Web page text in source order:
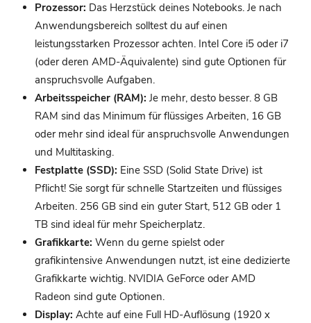
Prozessor: Das Herzstück deines Notebooks. Je nach
Anwendungsbereich solltest du auf einen
leistungsstarken Prozessor achten. Intel Core i5 oder i7
(oder deren AMD-Äquivalente) sind gute Optionen für
anspruchsvolle Aufgaben.
Arbeitsspeicher (RAM): Je mehr, desto besser. 8 GB
RAM sind das Minimum für flüssiges Arbeiten, 16 GB
oder mehr sind ideal für anspruchsvolle Anwendungen
und Multitasking.
Festplatte (SSD): Eine SSD (Solid State Drive) ist
Pflicht! Sie sorgt für schnelle Startzeiten und flüssiges
Arbeiten. 256 GB sind ein guter Start, 512 GB oder 1
TB sind ideal für mehr Speicherplatz.
Grafikkarte: Wenn du gerne spielst oder
grafikintensive Anwendungen nutzt, ist eine dedizierte
Grafikkarte wichtig. NVIDIA GeForce oder AMD
Radeon sind gute Optionen.
Display: Achte auf eine Full HD-Auflösung (1920 x